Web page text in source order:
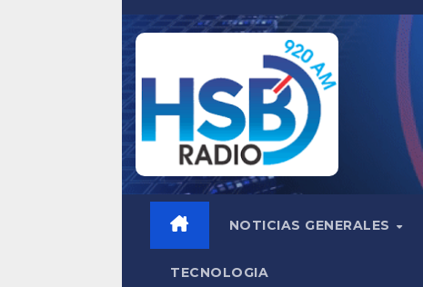
Saltar
contenido
NOTICIAS GENERALES
TECNOLOGIA